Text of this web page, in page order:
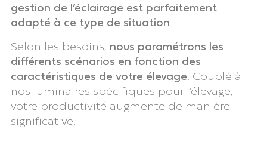
gestion de l’éclairage est parfaitement
adapté à ce type de situation
Selon les besoins, nous paramétrons les
différents scénarios en fonction des
caractéristiques de votre élevage . Couplé à
nos luminaires spécifiques pour l’élevage,
votre productivité augmente de manière
significative.